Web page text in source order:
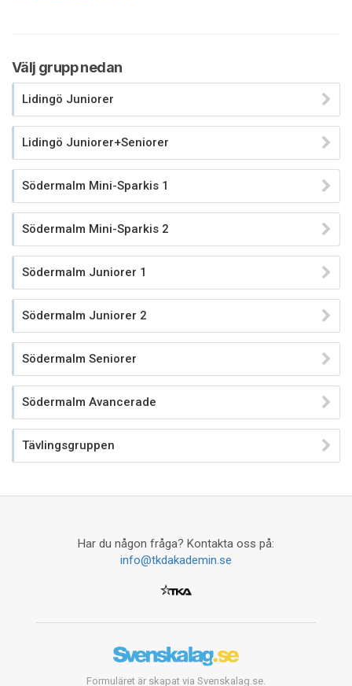
Välj grupp nedan
Lidingö Juniorer
Lidingö Juniorer+Seniorer
Södermalm Mini-Sparkis 1
Södermalm Mini-Sparkis 2
Södermalm Juniorer 1
Södermalm Juniorer 2
Södermalm Seniorer
Södermalm Avancerade
Tävlingsgruppen
Har du någon fråga? Kontakta oss på:
info@tkdakademin.se
Formuläret är skapat via Svenskalag.se.